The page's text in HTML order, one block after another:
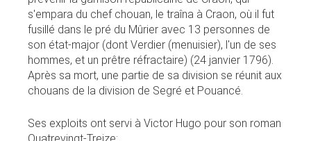
s'empara du chef chouan, le traîna à Craon, où il fut
fusillé dans le pré du Mûrier avec 13 personnes de
son état-major (dont Verdier (menuisier), l'un de ses
hommes, et un prêtre réfractaire) (24 janvier 1796).
Après sa mort, une partie de sa division se réunit aux
chouans de la division de Segré et Pouancé.
Ses exploits ont servi à Victor Hugo pour son roman
Quatrevingt-Treize: